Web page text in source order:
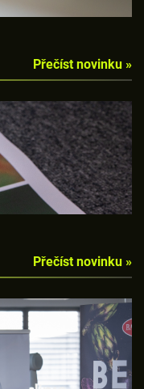
Přečíst novinku »
Přečíst novinku »